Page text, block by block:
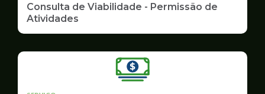
Consulta de Viabilidade - Permissão de
Atividades